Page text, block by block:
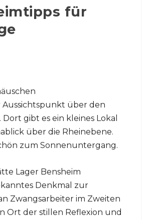
für
Aussichtspunkt über den
gibt es ein kleines Lokal
über die Rheinebene.
zum Sonnenuntergang.
Lager Bensheim
Denkmal zur
Zwangsarbeiter im Zweiten
Ort der stillen Reflexion und